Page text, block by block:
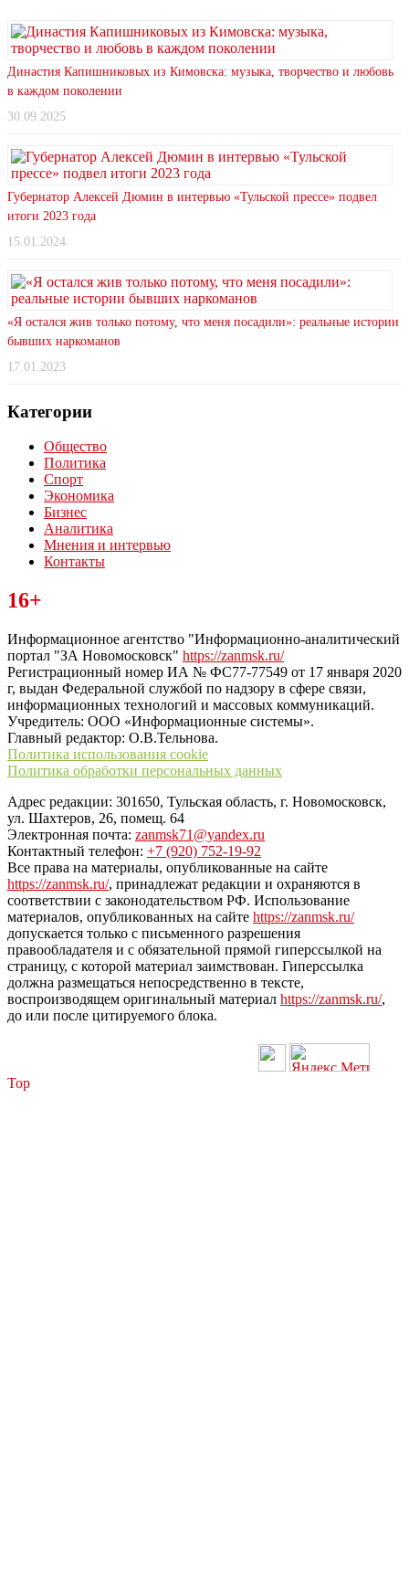
Династия Капишниковых из Кимовска: музыка, творчество и любовь
в каждом поколении
30.09.2025
Губернатор Алексей Дюмин в интервью «Тульской прессе» подвел
итоги 2023 года
15.01.2024
«Я остался жив только потому, что меня посадили»: реальные истории
бывших наркоманов
17.01.2023
Категории
Общество
Политика
Спорт
Экономика
Бизнес
Аналитика
Мнения и интервью
Контакты
Читайте последние новости дня в Тульской области на сайте
“ЗаНовомосковск”
16+
Информационное агентство "Информационно-аналитический
портал "ЗА Новомосковск" https://zanmsk.ru/
Регистрационный номер ИА № ФС77-77549 от 17 января 2020
г, выдан Федеральной службой по надзору в сфере связи,
информационных технологий и массовых коммуникаций.
Учредитель: ООО «Информационные системы».
Главный редактор: О.В.Тельнова.
Политика использования cookie
Политика обработки персональных данных
Адрес редакции: 301650, Тульская область, г. Новомосковск,
ул. Шахтеров, 26, помещ. 64
Электронная почта: zanmsk71@yandex.ru
Контактный телефон: +7 (920) 752-19-92
Все права на материалы, опубликованные на сайте
https://zanmsk.ru/, принадлежат редакции и охраняются в
соответствии с законодательством РФ. Использование
материалов, опубликованных на сайте https://zanmsk.ru/
допускается только с письменного разрешения
правообладателя и с обязательной прямой гиперссылкой на
страницу, с которой материал заимствован. Гиперссылка
должна размещаться непосредственно в тексте,
воспроизводящем оригинальный материал https://zanmsk.ru/,
до или после цитируемого блока.
Top